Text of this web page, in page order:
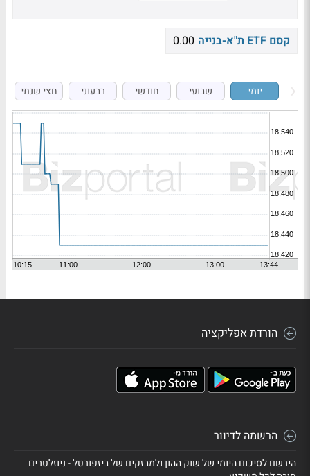
קסם ETF ת"א-בנייה 0.00
יומי שבועי חודשי רבעוני חצי שנתי
הורדת אפליקציה
הרשמה לדיוור
הירשם לסיכום היומי של שוק ההון ולמבזקים של ביזפורטל - ניוזלטרים